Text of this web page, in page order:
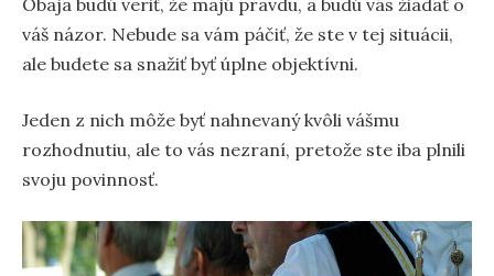
váš názor. Nebude sa vám páčiť, že ste v tej situácii,
ale budete sa snažiť byť úplne objektívni.
Jeden z nich môže byť nahnevaný kvôli vášmu
rozhodnutiu, ale to vás nezraní, pretože ste iba plnili
svoju povinnosť.